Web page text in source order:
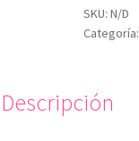
inox
cantidad
SKU:N/D
Categoría:
Descripción